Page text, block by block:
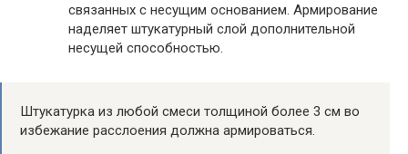
связанных с несущим основанием. Армирование
наделяет штукатурный слой дополнительной
несущей способностью.
Штукатурка из любой смеси толщиной более 3 см во
избежание расслоения должна армироваться.